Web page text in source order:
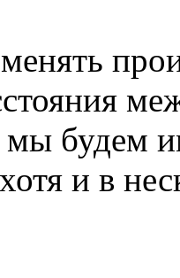
мы будем
и в